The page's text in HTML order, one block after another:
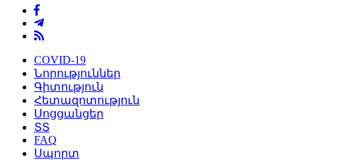
COVID-19
Նորություններ
Գիտություն
Հետազոտություն
Սոցցանցեր
ՏՏ
FAQ
Սպորտ